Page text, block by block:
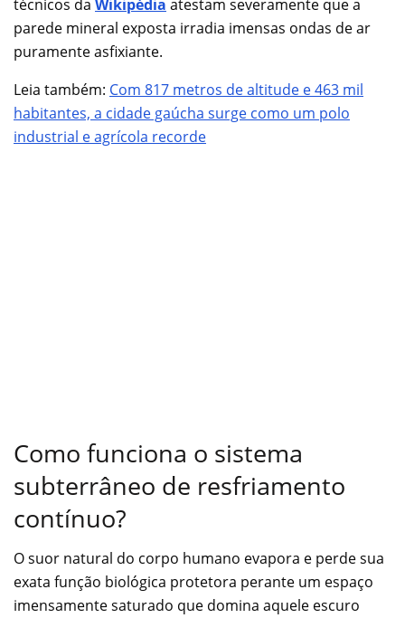
técnicos da Wikipédia atestam severamente que a
parede mineral exposta irradia imensas ondas de ar
puramente asfixiante.
Leia também: Com 817 metros de altitude e 463 mil
habitantes, a cidade gaúcha surge como um polo
industrial e agrícola recorde
Como funciona o sistema
subterrâneo de resfriamento
contínuo?
O suor natural do corpo humano evapora e perde sua
exata função biológica protetora perante um espaço
imensamente saturado que domina aquele escuro